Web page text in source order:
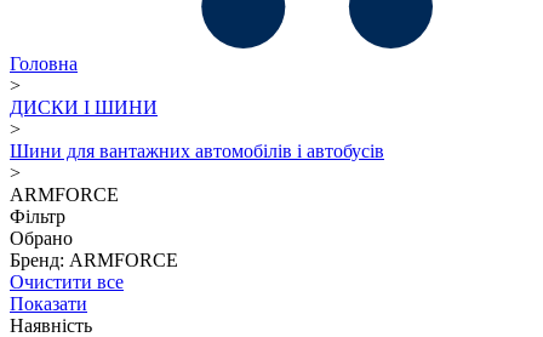
Головна
>
ДИСКИ І ШИНИ
>
Шини для вантажних автомобілів і автобусів
>
ARMFORCE
Фільтр
Обрано
Бренд: ARMFORCE
Очистити все
Показати
Наявність